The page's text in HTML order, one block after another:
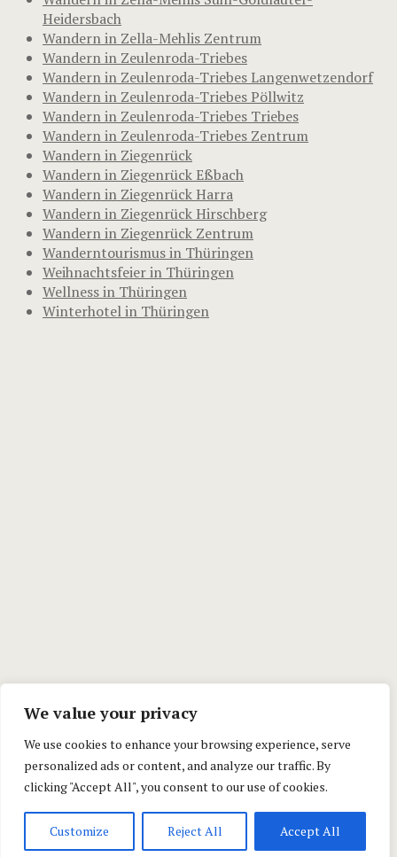
We value your privacy
We use cookies to enhance your browsing experience, serve
personalized ads or content, and analyze our traffic. By
clicking "Accept All", you consent to our use of cookies.
Customize Reject All Accept All
Heidersbach
Wandern in Zella-Mehlis Zentrum
Wandern in Zeulenroda-Triebes
Wandern in Zeulenroda-Triebes Langenwetzendorf
Wandern in Zeulenroda-Triebes Pöllwitz
Wandern in Zeulenroda-Triebes Triebes
Wandern in Zeulenroda-Triebes Zentrum
Wandern in Ziegenrück
Wandern in Ziegenrück Eßbach
Wandern in Ziegenrück Harra
Wandern in Ziegenrück Hirschberg
Wandern in Ziegenrück Zentrum
Wanderntourismus in Thüringen
Weihnachtsfeier in Thüringen
Wellness in Thüringen
Winterhotel in Thüringen